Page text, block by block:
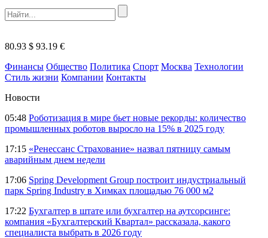
80.93 $ 93.19 €
Финансы Общество Политика Спорт Москва Технологии
Стиль жизни Компании Контакты
Новости
05:48 Роботизация в мире бьет новые рекорды: количество
промышленных роботов выросло на 15% в 2025 году
17:15 «Ренессанс Страхование» назвал пятницу самым
аварийным днем недели
17:06 Spring Development Group построит индустриальный
парк Spring Industry в Химках площадью 76 000 м2
17:22 Бухгалтер в штате или бухгалтер на аутсорсинге:
компания «Бухгалтерский Квартал» рассказала, какого
специалиста выбрать в 2026 году